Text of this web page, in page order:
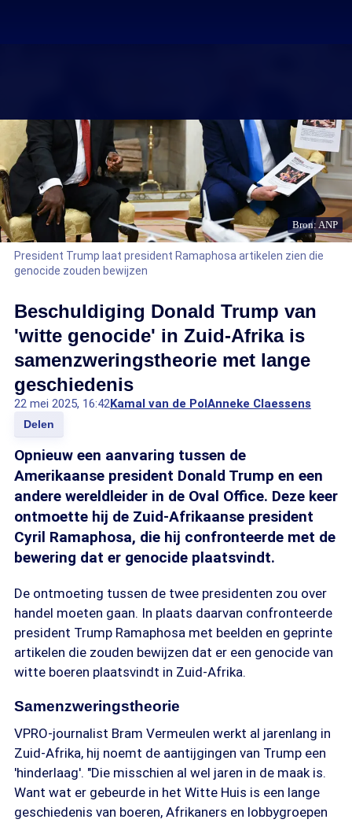
Bron: ANP
President Trump laat president Ramaphosa artikelen zien die
genocide zouden bewijzen
Beschuldiging Donald Trump van
'witte genocide' in Zuid-Afrika is
samenzweringstheorie met lange
geschiedenis
22 mei 2025, 16:42Kamal van de PolAnneke Claessens
Delen
Opnieuw een aanvaring tussen de
Amerikaanse president Donald Trump en een
andere wereldleider in de Oval Office. Deze keer
ontmoette hij de Zuid-Afrikaanse president
Cyril Ramaphosa, die hij confronteerde met de
bewering dat er genocide plaatsvindt.
De ontmoeting tussen de twee presidenten zou over
handel moeten gaan. In plaats daarvan confronteerde
president Trump Ramaphosa met beelden en geprinte
artikelen die zouden bewijzen dat er een genocide van
witte boeren plaatsvindt in Zuid-Afrika.
Samenzweringstheorie
VPRO-journalist Bram Vermeulen werkt al jarenlang in
Zuid-Afrika, hij noemt de aantijgingen van Trump een
'hinderlaag'. "Die misschien al wel jaren in de maak is.
Want wat er gebeurde in het Witte Huis is een lange
geschiedenis van boeren, Afrikaners en lobbygroepen